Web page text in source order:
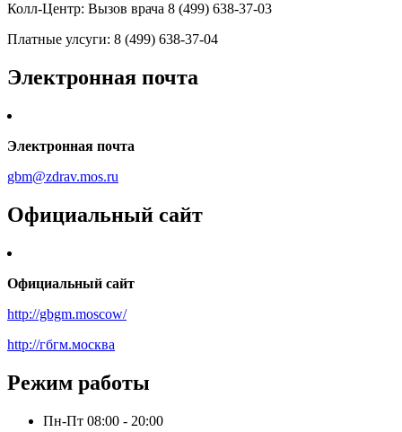
Колл-Центр: Вызов врача 8 (499) 638-37-03
Платные улсуги: 8 (499) 638-37-04
Электронная почта
Электронная почта
gbm@zdrav.mos.ru
Официальный сайт
Официальный сайт
http://gbgm.moscow/
http://гбгм.москва
Режим работы
Пн-Пт 08:00 - 20:00